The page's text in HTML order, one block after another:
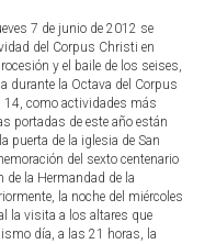
7 de junio de 2012 se
del Corpus Christi en
y el baile de los seises,
durante la Octava del Corpus
14, como actividades más
portadas de este año están
puerta de la iglesia de San
del sexto centenario
de la Hermandad de la
la noche del miércoles
la visita a los altares que
día, a las 21 horas, la